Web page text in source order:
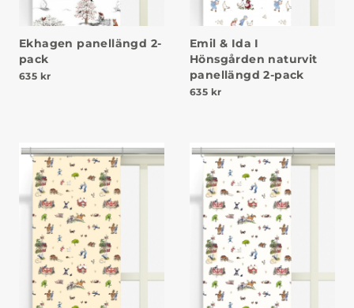
Ekhagen panellängd 2-
pack
635 kr
Emil & Ida I
Hönsgården naturvit
panellängd 2-pack
635 kr